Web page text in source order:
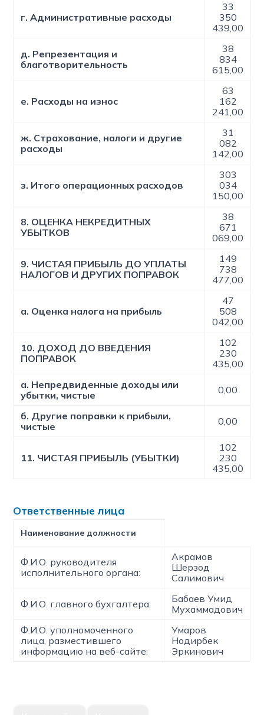
г. Административные расходы
33
350
439,00
д. Репрезентация и
благотворительность
38
834
615,00
е. Расходы на износ
63
162
241,00
ж. Страхование, налоги и другие
расходы
31
082
142,00
з. Итого операционных расходов
303
034
150,00
8. ОЦЕНКА НЕКРЕДИТНЫХ
УБЫТКОВ
38
671
069,00
9. ЧИСТАЯ ПРИБЫЛЬ ДО УПЛАТЫ
НАЛОГОВ И ДРУГИХ ПОПРАВОК
149
738
477,00
а. Оценка налога на прибыль
47
508
042,00
10. ДОХОД ДО ВВЕДЕНИЯ
ПОПРАВОК
102
230
435,00
а. Непредвиденные доходы или
убытки, чистые
0,00
б. Другие поправки к прибыли,
чистые
0,00
11. ЧИСТАЯ ПРИБЫЛЬ (УБЫТКИ)
102
230
435,00
Ответственные лица
Наименование должности
Ф.И.О. руководителя
исполнительного органа:
Акрамов
Шерзод
Салимович
Ф.И.О. главного бухгалтера:
Бабаев Умид
Мухаммадович
Ф.И.О. уполномоченного
лица, разместившего
информацию на веб-сайте:
Умаров
Нодирбек
Эркинович